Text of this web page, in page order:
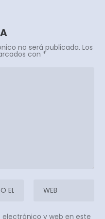
no será publicada. Los
con *
y web en este